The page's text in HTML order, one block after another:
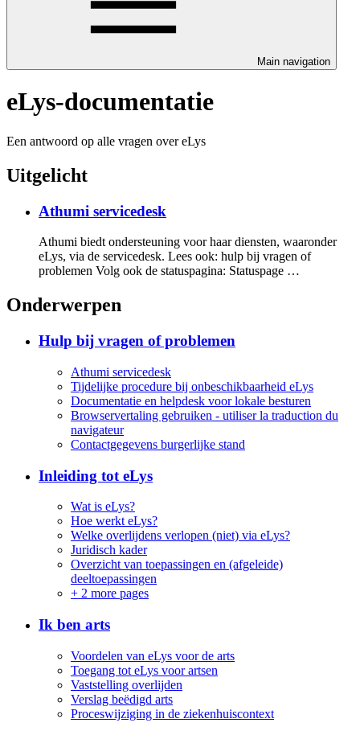
Main navigation
eLys-documentatie
Een antwoord op alle vragen over eLys
Uitgelicht
Athumi servicedesk
Athumi biedt ondersteuning voor haar diensten, waaronder
eLys, via de servicedesk. Lees ook: hulp bij vragen of
problemen Volg ook de statuspagina: Statuspage …
Onderwerpen
Hulp bij vragen of problemen
Athumi servicedesk
Tijdelijke procedure bij onbeschikbaarheid eLys
Documentatie en helpdesk voor lokale besturen
Browservertaling gebruiken - utiliser la traduction du
navigateur
Contactgegevens burgerlijke stand
Inleiding tot eLys
Wat is eLys?
Hoe werkt eLys?
Welke overlijdens verlopen (niet) via eLys?
Juridisch kader
Overzicht van toepassingen en (afgeleide)
deeltoepassingen
+ 2 more pages
Ik ben arts
Voordelen van eLys voor de arts
Toegang tot eLys voor artsen
Vaststelling overlijden
Verslag beëdigd arts
Proceswijziging in de ziekenhuiscontext